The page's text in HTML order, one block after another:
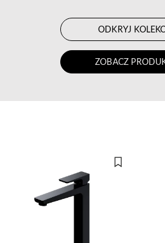
ODKRYJ
ZOBACZ